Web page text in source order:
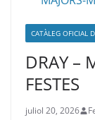
CATÀLEG OFICIAL
DRAY –
FESTES
juliol 20, 2026